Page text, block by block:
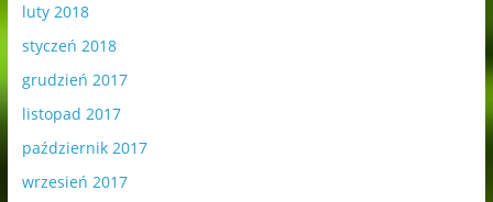
luty 2018
styczeń 2018
grudzień 2017
listopad 2017
październik 2017
wrzesień 2017